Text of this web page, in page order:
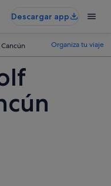
Descargar app
Organiza tu viaje